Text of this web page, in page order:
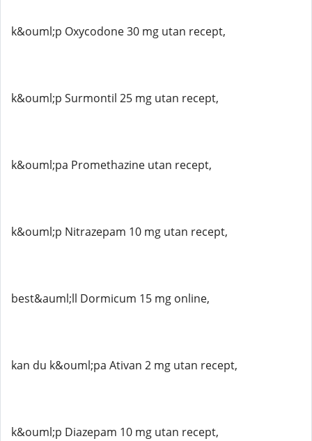
k&ouml;p Oxycodone 30 mg utan recept,
k&ouml;p Surmontil 25 mg utan recept,
k&ouml;pa Promethazine utan recept,
k&ouml;p Nitrazepam 10 mg utan recept,
best&auml;ll Dormicum 15 mg online,
kan du k&ouml;pa Ativan 2 mg utan recept,
k&ouml;p Diazepam 10 mg utan recept,